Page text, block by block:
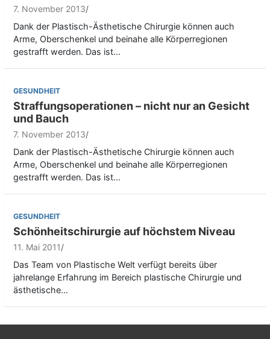
7. November 2013
Dank der Plastisch-Ästhetische Chirurgie können auch
Arme, Oberschenkel und beinahe alle Körperregionen
gestrafft werden. Das ist…
GESUNDHEIT
Straffungsoperationen – nicht nur an Gesicht
und Bauch
7. November 2013
Dank der Plastisch-Ästhetische Chirurgie können auch
Arme, Oberschenkel und beinahe alle Körperregionen
gestrafft werden. Das ist…
GESUNDHEIT
Schönheitschirurgie auf höchstem Niveau
11. Mai 2011
Das Team von Plastische Welt verfügt bereits über
jahrelange Erfahrung im Bereich plastische Chirurgie und
ästhetische…